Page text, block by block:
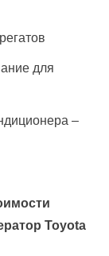
для
–
Toyota